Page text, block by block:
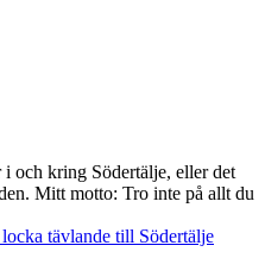
i och kring Södertälje, eller det
Mitt motto: Tro inte på allt du